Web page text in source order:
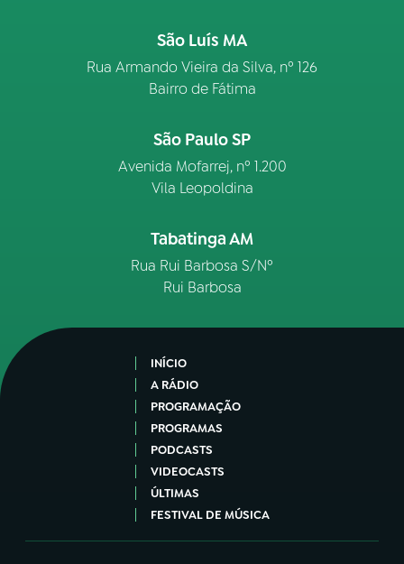
São Luís MA
Rua Armando Vieira da Silva, nº 126
Bairro de Fátima
São Paulo SP
Avenida Mofarrej, nº 1.200
Vila Leopoldina
Tabatinga AM
Rua Rui Barbosa S/Nº
Rui Barbosa
INÍCIO
A RÁDIO
PROGRAMAÇÃO
PROGRAMAS
PODCASTS
VIDEOCASTS
ÚLTIMAS
FESTIVAL DE MÚSICA